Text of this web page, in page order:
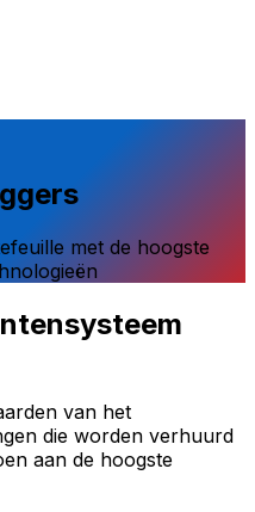
met de hoogste
van het
die worden verhuurd
aan de hoogste